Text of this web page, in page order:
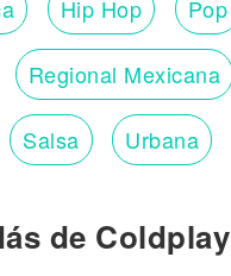
Hip Hop Pop
Regional Mexicana
Salsa Urbana
de Coldplay